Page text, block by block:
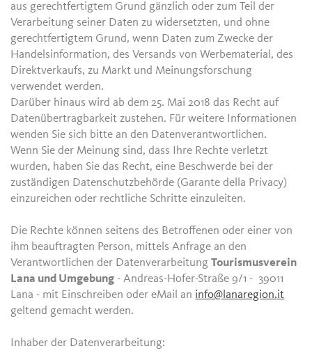
aus gerechtfertigtem Grund gänzlich oder zum Teil der
Verarbeitung seiner Daten zu widersetzten, und ohne
gerechtfertigtem Grund, wenn Daten zum Zwecke der
Handelsinformation, des Versands von Werbematerial, des
Direktverkaufs, zu Markt und Meinungsforschung
verwendet werden.
Darüber hinaus wird ab dem 25. Mai 2018 das Recht auf
Datenübertragbarkeit zustehen. Für weitere Informationen
wenden Sie sich bitte an den Datenverantwortlichen.
Wenn Sie der Meinung sind, dass Ihre Rechte verletzt
wurden, haben Sie das Recht, eine Beschwerde bei der
zuständigen Datenschutzbehörde (Garante della Privacy)
einzureichen oder rechtliche Schritte einzuleiten.
Die Rechte können seitens des Betroffenen oder einer von
ihm beauftragten Person, mittels Anfrage an den
Verantwortlichen der DatenverarbeitungTourismusverein
Lana und Umgebung - Andreas-Hofer-Straße 9/1 - 39011
Lana - mit Einschreiben oder eMail an info@lanaregion.it
geltend gemacht werden.
Inhaber der Datenverarbeitung: